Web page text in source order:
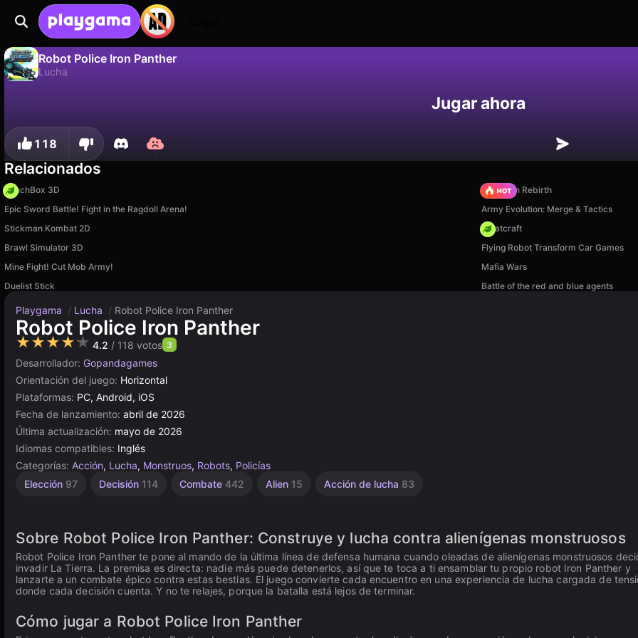
Robot Police Iron Panther
Lucha
Jugar ahora
118
Relacionados
PunchBox 3D
Stickman Rebirth
Epic Sword Battle! Fight in the Ragdoll Arena!
Army Evolution: Merge & Tactics
Stickman Kombat 2D
Whatcraft
Brawl Simulator 3D
Flying Robot Transform Car Games
Mine Fight! Cut Mob Army!
Mafia Wars
Duelist Stick
Battle of the red and blue agents
Playgama / Lucha / Robot Police Iron Panther
Robot Police Iron Panther
★★★★★ 4.2 / 118 votos 3
Desarrollador: Gopandagames
Orientación del juego: Horizontal
Plataformas: PC, Android, iOS
Fecha de lanzamiento: abril de 2026
Última actualización: mayo de 2026
Idiomas compatibles: Inglés
Categorías: Acción, Lucha, Monstruos, Robots, Policías
Elección 97 Decisión 114 Combate 442 Alien 15 Acción de lucha 83
Sobre Robot Police Iron Panther: Construye y lucha contra alienígenas monstruosos
Robot Police Iron Panther te pone al mando de la última línea de defensa humana cuando oleadas de alienígenas monstruosos
invadir La Tierra. La premisa es directa: nadie más puede detenerlos, así que te toca a ti ensamblar tu propio robot Iron Panther y
lanzarte a un combate épico contra estas bestias. El juego convierte cada encuentro en una experiencia de lucha cargada de
donde cada decisión cuenta. Y no te relajes, porque la batalla está lejos de terminar.
Cómo jugar a Robot Police Iron Panther